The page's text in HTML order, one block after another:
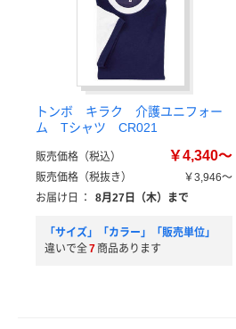
トンボ キラク 介護ユニフォー
ム Tシャツ CR021
販売価格（税込） ￥4,340～
販売価格（税抜き）
￥3,946～
お届け日
： 8月27日（木）まで
「サイズ」「カラー」「販売単位」
違いで全7 商品あります